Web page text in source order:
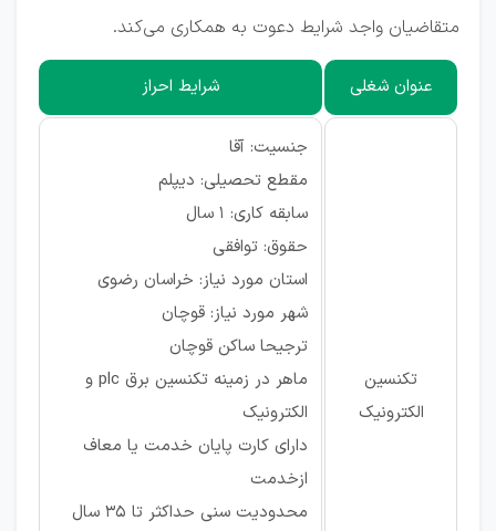
متقاضیان واجد شرایط دعوت به همکاری می‌کند.
عنوان شغلی شرایط احراز
تکنسین
الکترونیک
جنسیت: آقا
مقطع تحصیلی: دیپلم
سابقه کاری: ۱ سال
حقوق: توافقی
استان مورد نیاز: خراسان رضوی
شهر مورد نیاز: قوچان
ترجیحا ساکن قوچان
ماهر در زمینه تکنسین برق plc و
الکترونیک
دارای کارت پایان خدمت یا معاف
ازخدمت
محدودیت سنی حداکثر تا 35 سال